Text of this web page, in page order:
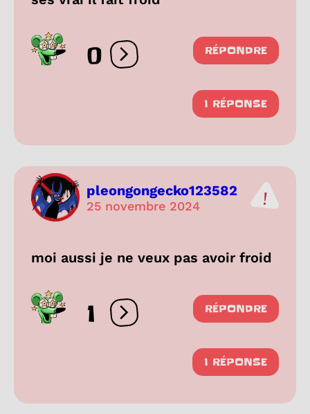
0 Ouvrir les réactions
RÉPONDRE
1 RÉPONSE
pleongongecko123582
25 novembre 2024
moi aussi je ne veux pas avoir froid
1 Ouvrir les réactions
RÉPONDRE
1 RÉPONSE